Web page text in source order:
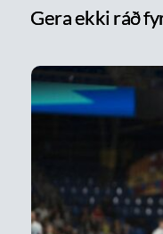
Gera ekki ráð